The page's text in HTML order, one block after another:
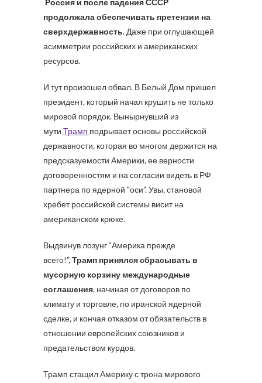
Россия и после падения СССР
продолжала обеспечивать претензии на
сверхдержавность. Даже при оглушающей
асимметрии российских и американских
ресурсов.
И тут произошел обвал. В Белый Дом пришел
президент, который начал крушить не только
мировой порядок. Вынырнувший из
мути Трамп подрывает основы российской
державности, которая во многом держится на
предсказуемости Америки, ее верности
договоренностям и на согласии видеть в РФ
партнера по ядерной “оси”. Увы, становой
хребет российской системы висит на
американском крюке.
Выдвинув лозунг “Америка прежде
всего!”,Трамп принялся сбрасывать в
мусорную корзину международные
соглашения, начиная от договоров по
климату и торговле, по иранской ядерной
сделке, и кончая отказом от обязательств в
отношении европейских союзников и
предательством курдов.
Трамп стащил Америку с трона мирового